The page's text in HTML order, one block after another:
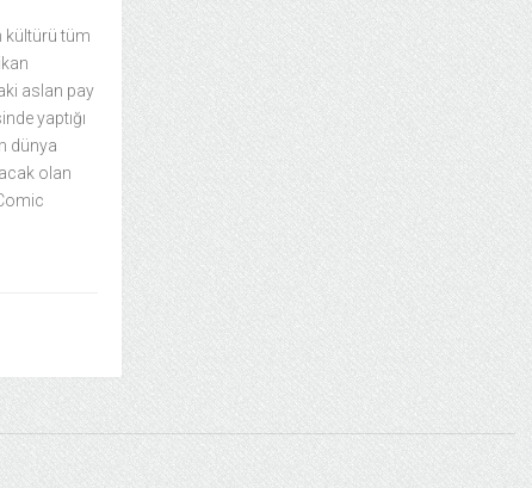
kültürü tüm
aslan pay
yaptığı
dünya
olan